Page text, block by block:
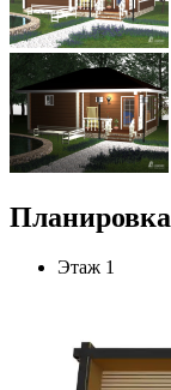
Планировка
Этаж 1